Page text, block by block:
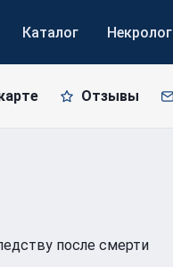
Каталог Некролог
Отзывы
после смерти